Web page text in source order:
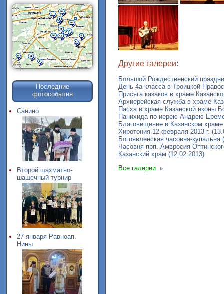
Последние
фотособытия
Санино
Второй шахматно-
шашечный турнир
27 января Равноап.
Нины
Другие галереи:
Большой Рождественский
День 4а класса в Троицкой
Присяга казаков в храме
Архиерейская служба в храме
Пасха в храме Казанской иконы
Панихида по иерею Андрею
Благовещение в Казанском
Хиротония 12 февраля 2013 г.
Богоявленская часовня-купальня
Часовня прп. Амвросия
Казанский храм (12.02.2013)
Все галереи